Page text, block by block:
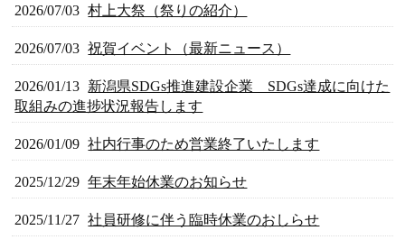
2026/07/03 村上大祭（祭りの紹介）
2026/07/03 祝賀イベント（最新ニュース）
2026/01/13 新潟県SDGs推進建設企業 SDGs達成に向けた
取組みの進捗状況報告します
2026/01/09 社内行事のため営業終了いたします
2025/12/29 年末年始休業のお知らせ
2025/11/27 社員研修に伴う臨時休業のおしらせ